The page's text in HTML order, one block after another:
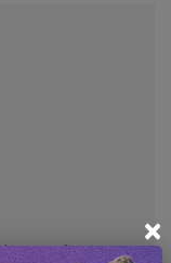
Experiência,
×